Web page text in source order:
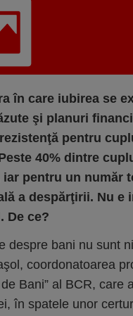
în care iubirea se
şi planuri
pentru
40% dintre
iar pentru un număr
a despărţirii. Nu e
De ce?
despre bani nu sunt
coordonatoarea
de Bani” al BCR,
în spatele unor